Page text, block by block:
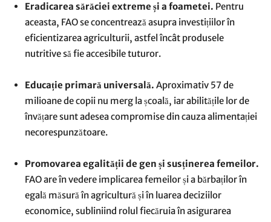
Eradicarea sărăciei extreme și a foametei. Pentru
aceasta, FAO se concentrează asupra investițiilor în
eficientizarea agriculturii, astfel încât produsele
nutritive să fie accesibile tuturor.
Educație primară universală. Aproximativ 57 de
milioane de copii nu merg la școală, iar abilitățile lor de
învățare sunt adesea compromise din cauza alimentației
necorespunzătoare.
Promovarea egalității de gen și susținerea femeilor.
FAO are în vedere implicarea femeilor și a bărbaților în
egală măsură în agricultură și în luarea deciziilor
economice, subliniind rolul fiecăruia în asigurarea